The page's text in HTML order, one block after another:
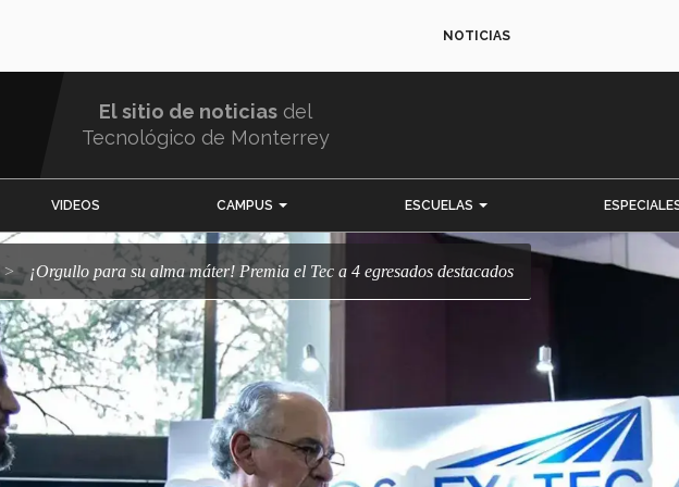
NOTICIAS
El sitio de noticias del
Tecnológico de Monterrey
VIDEOS CAMPUS ESCUELAS
¡Orgullo para su alma máter! Premia el Tec a 4 egresados destacados